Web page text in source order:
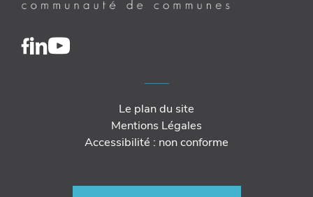
Le plan du site
Mentions Légales
Accessibilité : non conforme